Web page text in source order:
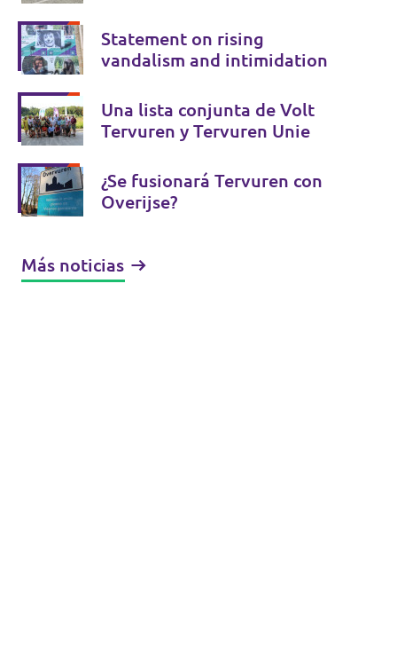
ayuntamiento, sin embargo,
esta decisión es positiva en
Statement on rising
vandalism and intimidation
Una lista conjunta de Volt
Tervuren y Tervuren Unie
¿Se fusionará Tervuren con
Overijse?
Más noticias